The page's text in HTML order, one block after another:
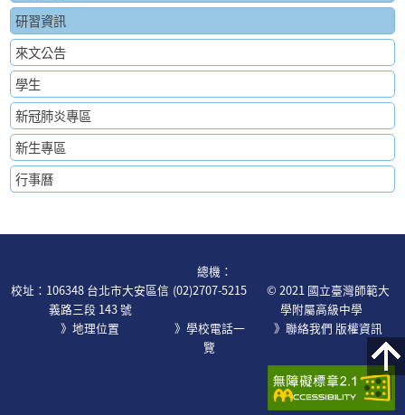
研習資訊
來文公告
學生
新冠肺炎專區
新生專區
行事曆
校址：106348 台北市大安區信
義路三段 143 號
》地理位置
總機：
(02)2707-5215
》學校電話一
覽
© 2021 國立臺灣師範大
學附屬高級中學
》聯絡我們 版權資訊